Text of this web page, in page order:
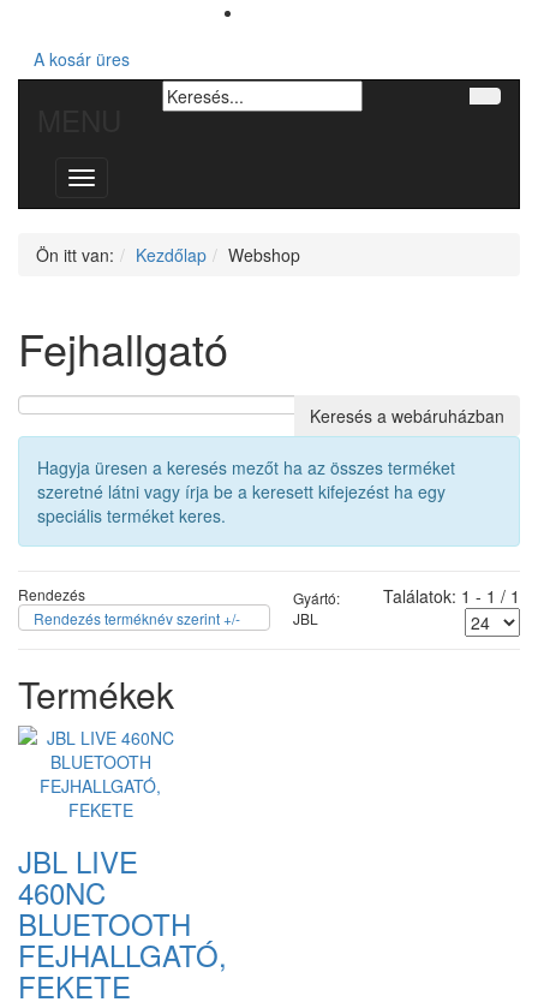
A kosár üres
Toggle
navigation
Ön itt van: Kezdőlap Webshop
Fejhallgató
Hagyja üresen a keresés mezőt ha az összes terméket
szeretné látni vagy írja be a keresett kifejezést ha egy
speciális terméket keres.
Rendezés
Rendezés terméknév szerint +/-
Gyártó:
JBL
Találatok: 1 - 1 / 1
Termékek
JBL LIVE
460NC
BLUETOOTH
FEJHALLGATÓ,
FEKETE